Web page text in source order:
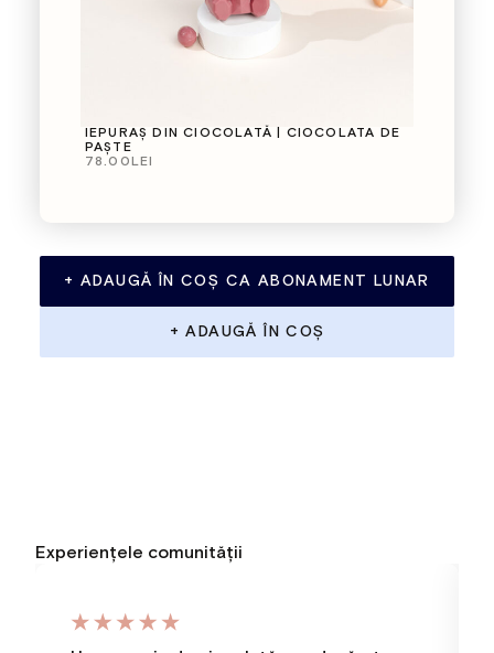
IEPURAȘ DIN CIOCOLATĂ | CIOCOLATA DE
PAȘTE
78.00 LEI
+ ADAUGĂ ÎN COȘ CA ABONAMENT LUNAR
+ ADAUGĂ ÎN COȘ
Experiențele comunității